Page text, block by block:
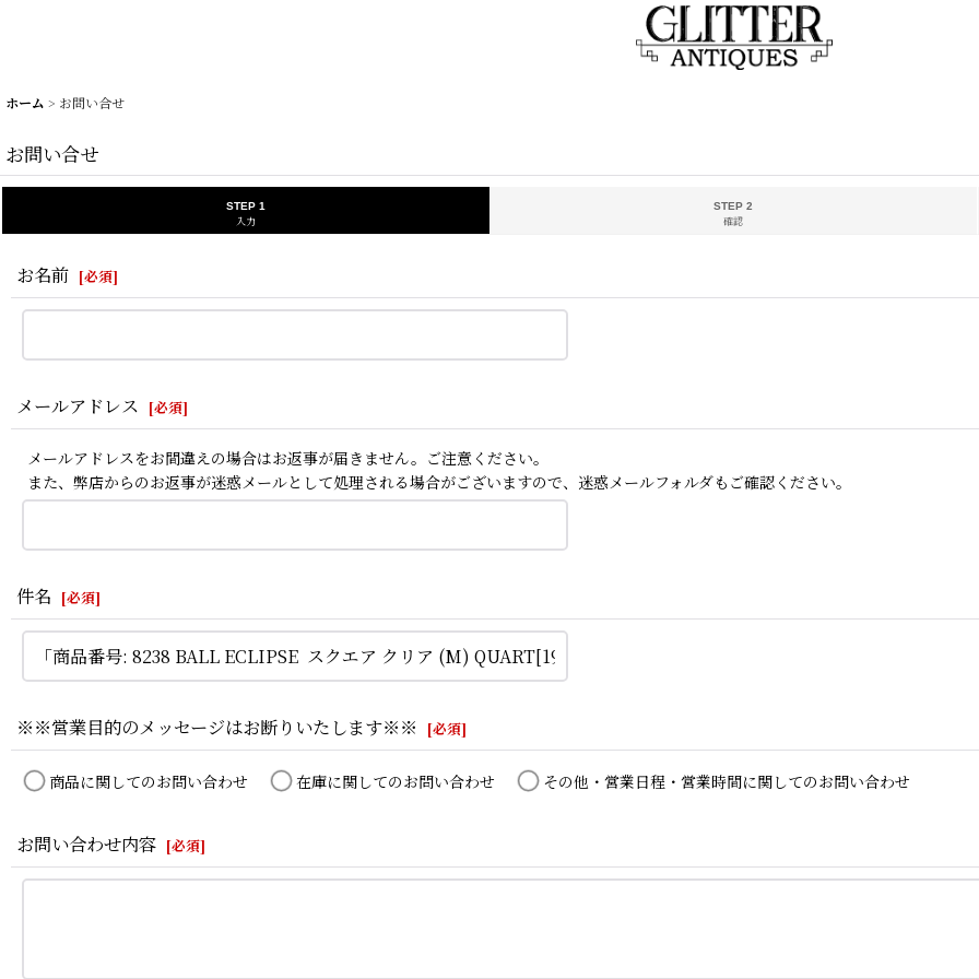
ホーム > お問い合せ
お問い合せ
STEP 1
入力
STEP 2
確認
お名前 [必須]
メールアドレス [必須]
メールアドレスをお間違えの場合はお返事が届きません。ご注意ください。
また、弊店からのお返事が迷惑メールとして処理される場合がございますので、迷惑メールフォルダもご確認ください。
件名 [必須]
※※営業目的のメッセージはお断りいたします※※ [必須]
商品に関してのお問い合わせ 在庫に関してのお問い合わせ その他・営業日程・営業時間に関してのお問い合わせ
お問い合わせ内容 [必須]